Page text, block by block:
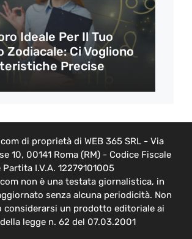
Ideale Per Il Tuo
Zodiacale: Ci Vogliono
Precise
di proprietà di WEB 365 SRL - Via
10, 00141 Roma (RM) - Codice Fiscale
Partita I.V.A. 12279101005
non è una testata giornalistica, in
senza alcuna periodicità. Non
considerarsi un prodotto editoriale ai
legge n. 62 del 07.03.2001